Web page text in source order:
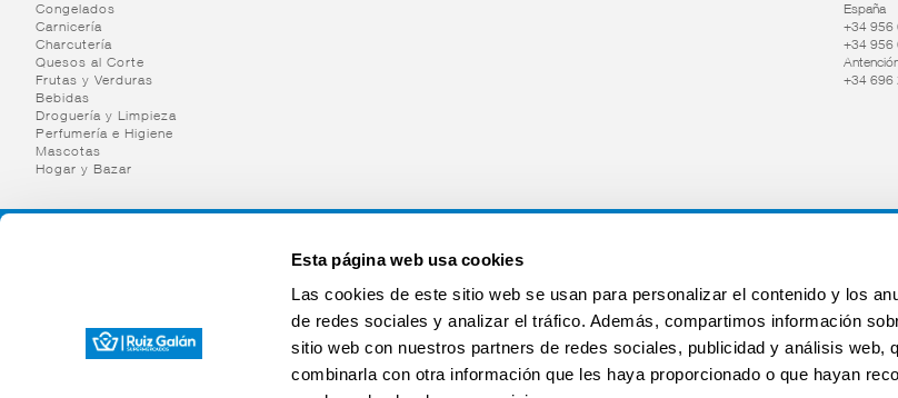
Esta página web usa cookies
Las cookies de este sitio web se usan para personalizar el contenido y los
de redes sociales y analizar el tráfico. Además, compartimos información
sitio web con nuestros partners de redes sociales, publicidad y análisis web,
combinarla con otra información que les haya proporcionado o que hayan
Congelados
Carnicería
Charcutería
Quesos al Corte
Frutas y Verduras
Bebidas
Droguería y Limpieza
Perfumería e Higiene
Mascotas
Hogar y Bazar
España
+34 956
+34 956
+34 696